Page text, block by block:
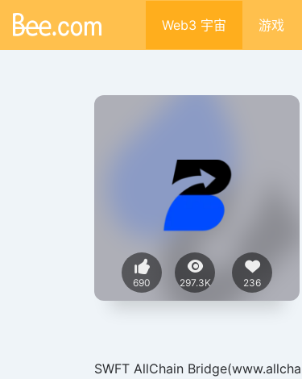
Web3 宇宙 游戏
690 297.3K 236
SWFT AllChain